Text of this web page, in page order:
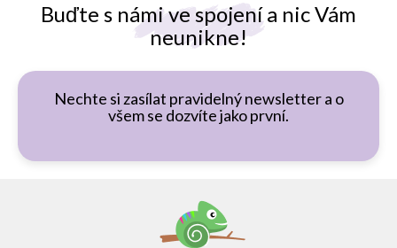
Buďte s námi ve spojení a nic Vám
neunikne!
Nechte si zasílat pravidelný newsletter a o
všem se dozvíte jako první.